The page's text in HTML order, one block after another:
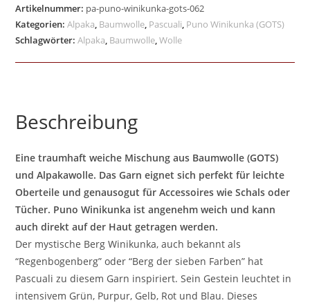
Artikelnummer: pa-puno-winikunka-gots-062
Kategorien:Alpaka, Baumwolle, Pascuali, Puno Winikunka (GOTS)
Schlagwörter:Alpaka, Baumwolle,Wolle
Beschreibung
Eine traumhaft weiche Mischung aus Baumwolle (GOTS)
und Alpakawolle. Das Garn eignet sich perfekt für leichte
Oberteile und genausogut für Accessoires wie Schals oder
Tücher. Puno Winikunka ist angenehm weich und kann
auch direkt auf der Haut getragen werden.
Der mystische Berg Winikunka, auch bekannt als
“Regenbogenberg” oder “Berg der sieben Farben” hat
Pascuali zu diesem Garn inspiriert. Sein Gestein leuchtet in
intensivem Grün, Purpur, Gelb, Rot und Blau. Dieses